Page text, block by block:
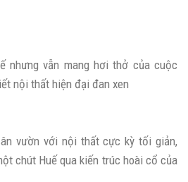
nhưng vẫn mang hơi thở của cuộc
nội thất hiện đại đan xen
vườn với nội thất cực kỳ tối giản,
chút Huế qua kiến trúc hoài cổ của